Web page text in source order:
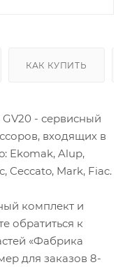
КАК КУПИТЬ
GV20 - сервисный
входящих в
Ekomak, Alup,
Ceccato, Mark, Fiac.
комплект и
обратиться к
«Фабрика
для заказов 8-